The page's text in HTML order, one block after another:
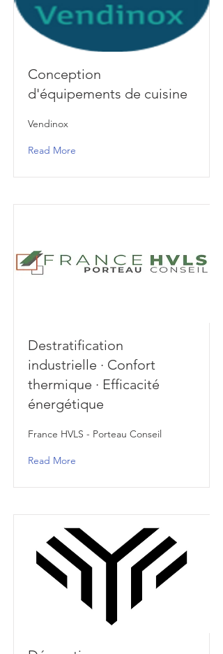
Conception
d'équipements de cuisine
Vendinox
Read More
Destratification
industrielle · Confort
thermique · Efficacité
énergétique
France HVLS - Porteau Conseil
Read More